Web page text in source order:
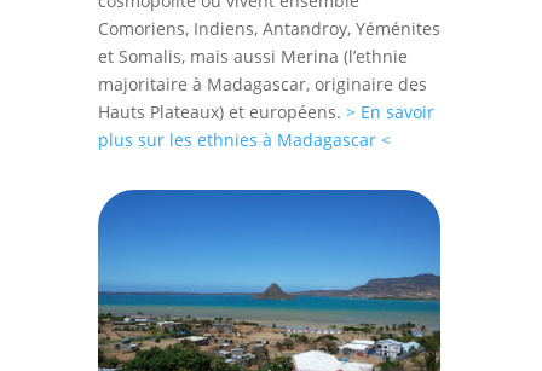
Comoriens, Indiens, Antandroy, Yéménites
et Somalis, mais aussi Merina (l’ethnie
majoritaire à Madagascar, originaire des
Hauts Plateaux) et européens. > En savoir
plus sur les ethnies à Madagascar <